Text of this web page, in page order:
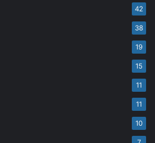
42
38
19
15
11
11
10